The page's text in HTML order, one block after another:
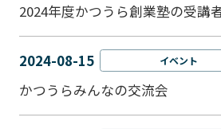
2024年度かつうら創業塾の受講
2024-08-15 イベント
かつうらみんなの交流会